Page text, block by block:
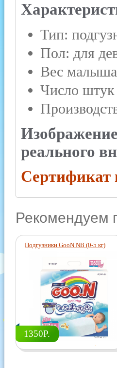
Тип:
Пол: для
Вес
Число штук
реального
Сертификат
Рекомендуем
Подгузники GooN NB (0-5 кг)
1350Р.